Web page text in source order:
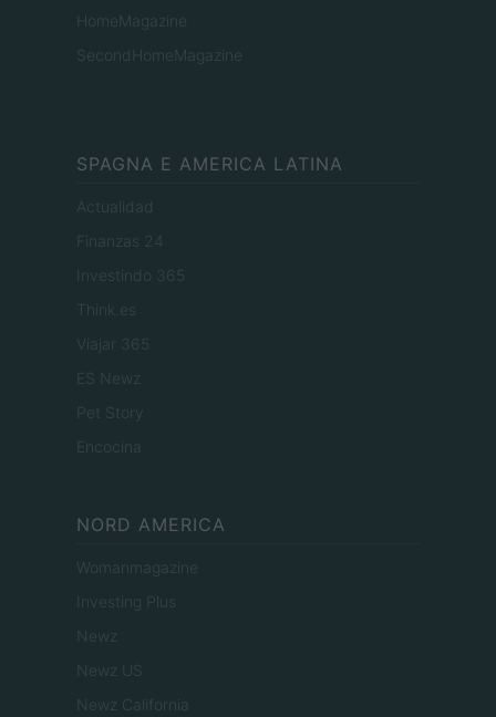
HomeMagazine
SecondHomeMagazine
SPAGNA E AMERICA LATINA
Actualidad
Finanzas 24
Investindo 365
Think.es
Viajar 365
ES Newz
Pet Story
Encocina
NORD AMERICA
Womanmagazine
Investing Plus
Newz
Newz US
Newz California